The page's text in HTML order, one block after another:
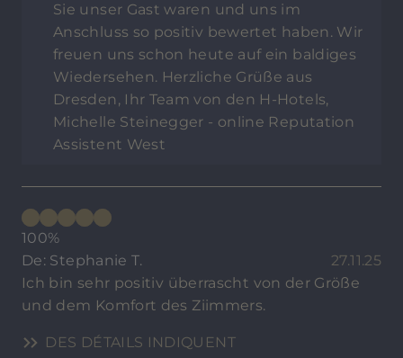
Sie unser Gast waren und uns im
Anschluss so positiv bewertet haben. Wir
freuen uns schon heute auf ein baldiges
Wiedersehen. Herzliche Grüße aus
Dresden, Ihr Team von den H-Hotels,
Michelle Steinegger - online Reputation
Assistent West
100%
De: Stephanie T.
27.11.25
Ich bin sehr positiv überrascht von der Größe
und dem Komfort des Ziimmers.
DES DÉTAILS INDIQUENT